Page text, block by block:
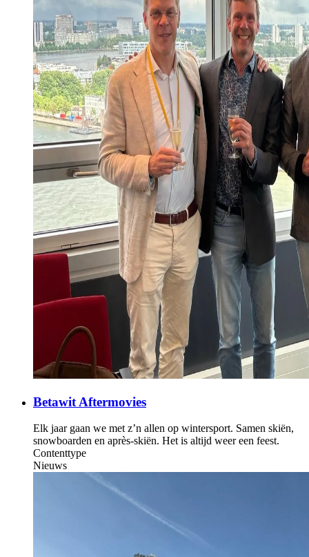
Betawit Aftermovies
Elk jaar gaan we met z’n allen op wintersport. Samen skiën,
snowboarden en après-skiën. Het is altijd weer een feest.
Contenttype
Nieuws